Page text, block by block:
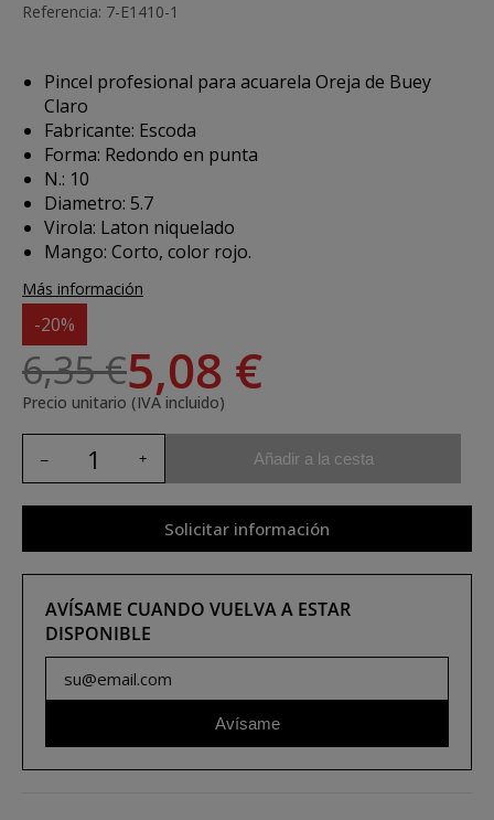
Referencia: 7-E1410-1
Pincel profesional para acuarela Oreja de Buey
Claro
Fabricante: Escoda
Forma: Redondo en punta
N.: 10
Diametro: 5.7
Virola: Laton niquelado
Mango: Corto, color rojo.
Más información
-20%
6,35 €5,08 €
Precio unitario (IVA incluido)
Añadir a la cesta
Solicitar información
AVÍSAME CUANDO VUELVA A ESTAR
DISPONIBLE
Avísame